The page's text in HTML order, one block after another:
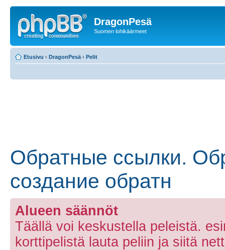
DragonPesä
Suomen lohikäärmeet
Etusivu ‹ DragonPesä ‹ Pelit
Обратные ссылки.
создание обратн
Alueen säännöt
Täällä voi keskustella peleistä.
korttipelistä lauta peliin ja siitä